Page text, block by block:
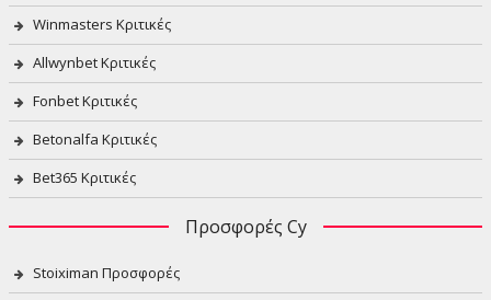
Winmasters Κριτικές
Allwynbet Κριτικές
Fonbet Κριτικές
Betonalfa Κριτικές
Bet365 Κριτικές
Προσφορές Cy
Stoiximan Προσφορές